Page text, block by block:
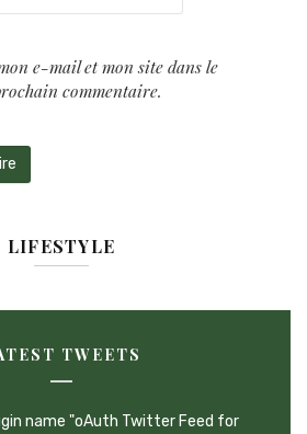
e-mail et mon site dans le
commentaire.
LIFESTYLE
TWEETS
name "oAuth Twitter Feed for